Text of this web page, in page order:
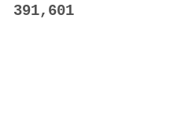
391,601